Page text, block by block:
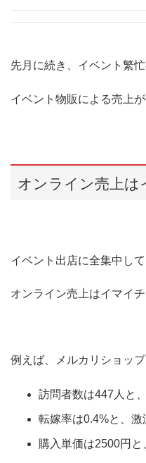
先月に続き、イベント繁忙
イベント物販による売上が
オンライン売上
イベント出店に全集中して
オンライン売上はイマイチ
例えば、メルカリショッ
訪問者数は447人と
転嫁率は0.4%と、
購入単価は2500円